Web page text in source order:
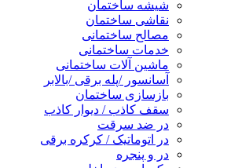
شیشه ساختمان
نقاشی ساختمان
مصالح ساختمانی
خدمات ساختمانی
ماشین آلات ساختمانی
آسانسور /پله برقی /بالابر
بازسازی ساختمان
سقف کاذب / دیوار کاذب
در ضد سرقت
در اتوماتیک / کرکره برقی
در و پنجره